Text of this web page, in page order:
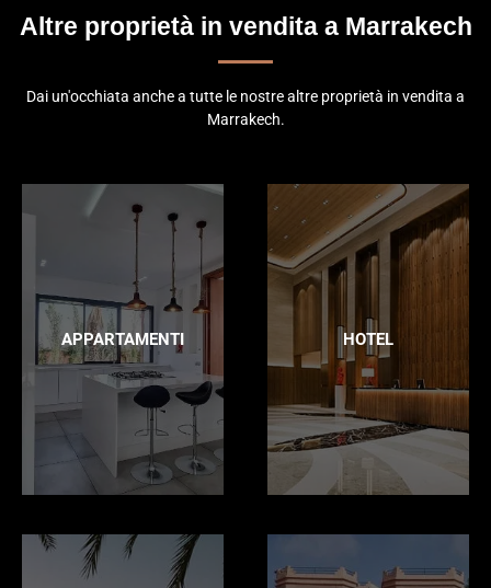
Altre proprietà in vendita a Marrakech
Dai un'occhiata anche a tutte le nostre altre proprietà in vendita a
Marrakech.
APPARTAMENTI HOTEL